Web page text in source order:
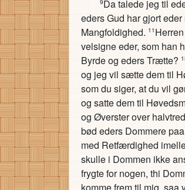
Da talede jeg til
eders Gud har gjort
Mangfoldighed. 11
velsigne eder, som han
Byrde og eders Trætte?
og jeg vil sætte dem til
som du siger, at du vil
og satte dem til
og Øverster over
bød eders Dommere
med Retfærdighed
skulle i Dommen ikke
frygte for nogen, thi